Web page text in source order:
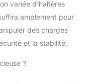
variée d’haltères
amplement pour
des charges
et la stabilité.
?